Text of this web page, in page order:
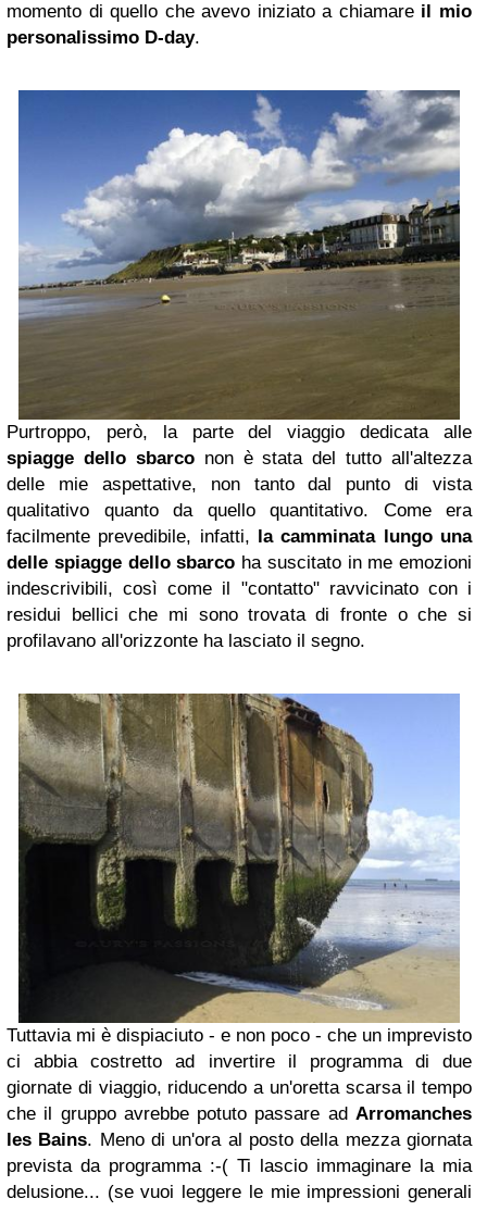
momento di quello che avevo iniziato a chiamare il mio
personalissimo D-day.
Purtroppo, però, la parte del viaggio dedicata alle
spiagge dello sbarconon è stata del tutto all'altezza
delle mie aspettative, non tanto dal punto di vista
qualitativo quanto da quello quantitativo. Come era
facilmente prevedibile, infatti,
la camminata lungo una
delle spiagge dello sbarco ha suscitato in me emozioni
indescrivibili, così come il "contatto" ravvicinato con i
residui bellici che mi sono trovata di fronte o che si
profilavano all'orizzonte ha lasciato il segno.
Tuttavia mi è dispiaciuto - e non poco - che un imprevisto
ci abbia costretto ad invertire il programma di due
giornate di viaggio, riducendo a un'oretta scarsa il tempo
che il gruppo avrebbe potuto passare ad Arromanches
les Bains. Meno di un'ora al posto della mezza giornata
prevista da programma :-( Ti lascio immaginare la mia
delusione... (se vuoi leggere le mie impressioni generali